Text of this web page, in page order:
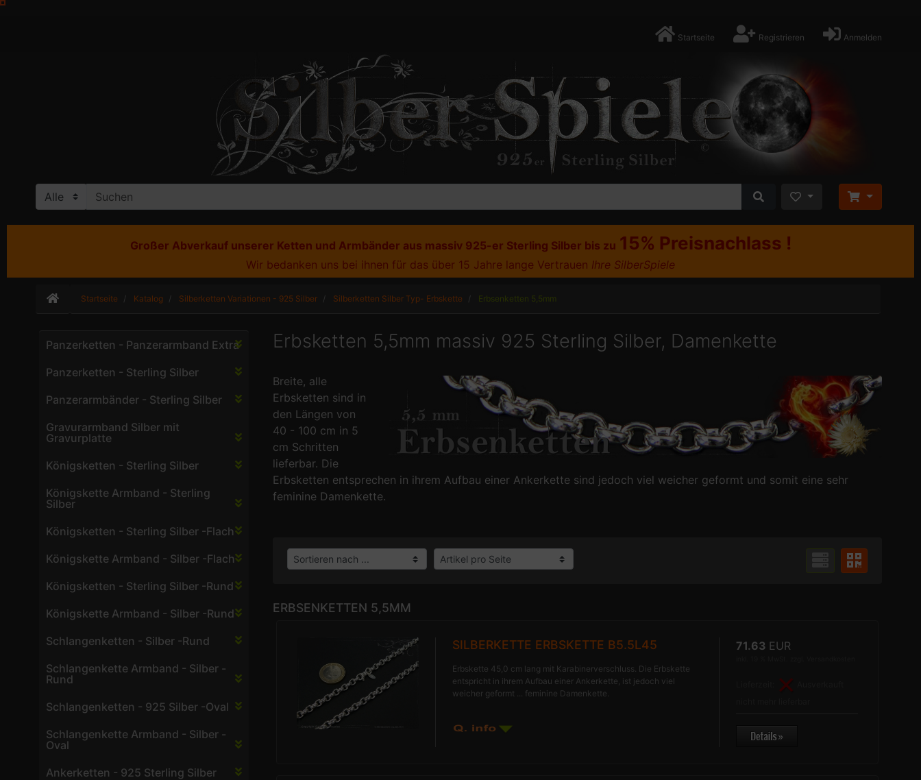
Startseite Registrieren Anmelden
Großer Abverkauf unserer Ketten und Armbänder aus massiv 925-er Sterling Silber bis zu 15% Preisnachlass !
Wir bedanken uns bei ihnen für das über 15 Jahre lange Vertrauen Ihre SilberSpiele
Startseite Katalog Silberketten Variationen - 925 Silber Silberketten Silber Typ- Erbskette Erbsenketten 5,5mm
Panzerketten - Panzerarmband Extra
Panzerketten - Sterling Silber
Panzerarmbänder - Sterling Silber
Gravurarmband Silber mit
Gravurplatte
Königsketten - Sterling Silber
Königskette Armband - Sterling
Silber
Königsketten - Sterling Silber -Flach
Königskette Armband - Silber -Flach
Königsketten - Sterling Silber -Rund
Königskette Armband - Silber -Rund
Schlangenketten - Silber -Rund
Schlangenkette Armband - Silber -
Rund
Schlangenketten - 925 Silber -Oval
Schlangenkette Armband - Silber -
Oval
Ankerketten - 925 Sterling Silber
Erbsketten 5,5mm massiv 925 Sterling Silber, Damenkette
Breite, alle
Erbsketten sind in
den Längen von
40 - 100 cm in 5
cm Schritten
lieferbar. Die
Erbsketten entsprechen in ihrem Aufbau einer Ankerkette sind jedoch viel weicher geformt und somit eine sehr
feminine Damenkette.
ERBSENKETTEN 5,5MM
SILBERKETTE ERBSKETTE B5.5L45
Erbskette 45,0 cm lang mit Karabinerverschluss. Die Erbskette
entspricht in ihrem Aufbau einer Ankerkette, ist jedoch viel
weicher geformt ... feminine Damenkette.
71.63 EUR